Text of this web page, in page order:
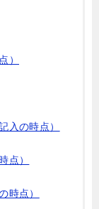
）
入の時点）
点）
時点）